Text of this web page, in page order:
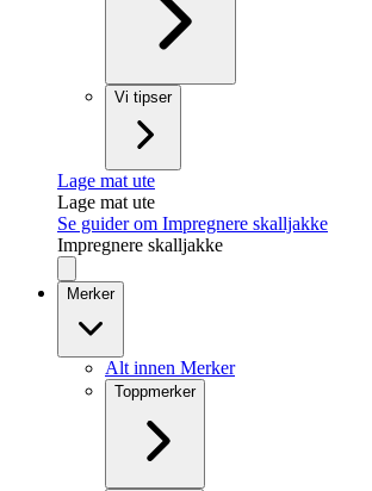
Vi tipser
Lage mat ute
Lage mat ute
Se guider om Impregnere skalljakke
Impregnere skalljakke
Merker
Alt innen Merker
Toppmerker